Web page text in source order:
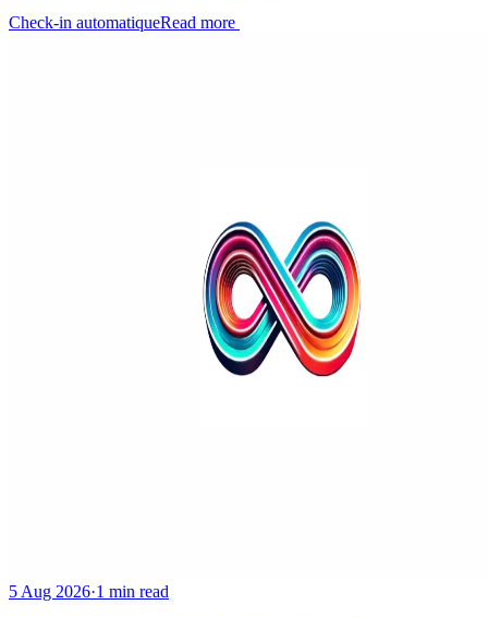
Check-in automatiqueRead more
5 Aug 2026·1 min read